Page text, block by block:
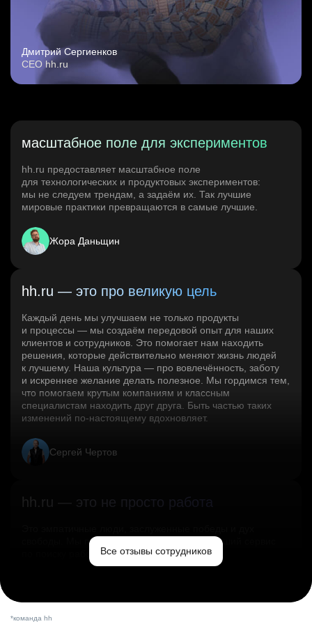
Дмитрий Сергиенков
CEO hh.ru
масштабное поле для экспериментов
hh.ru предоставляет масштабное поле
для технологических и продуктовых экспериментов:
мы не следуем трендам, а задаём их. Так лучшие
мировые практики превращаются в самые лучшие.
Жора Даньщин
hh.ru — это про великую цель
Каждый день мы улучшаем не только продукты
и процессы — мы создаём передовой опыт для наших
клиентов и сотрудников. Это помогает нам находить
решения, которые действительно меняют жизнь людей
к лучшему. Наша культура — про вовлечённость, заботу
и искреннее желание делать полезное. Мы гордимся тем,
что помогаем крутым компаниям и классным
специалистам находить друг друга. Быть частью таких
изменений по‑настоящему вдохновляет.
Сергей Чертов
hh.ru — это не просто работа
свободы. Мы помогаем миру и создаём лучший сервис
по поиску работы в стране.Все отзывы сотрудников
*команда hh